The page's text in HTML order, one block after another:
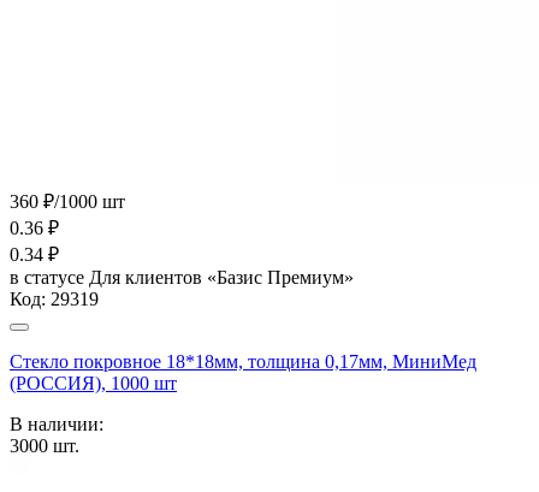
360 ₽/1000 шт
0.36 ₽
0.34 ₽
в статусе Для клиентов «Базис Премиум»
Код: 29319
Стекло покровное 18*18мм, толщина 0,17мм, МиниМед
(РОССИЯ), 1000 шт
В наличии:
3000 шт.